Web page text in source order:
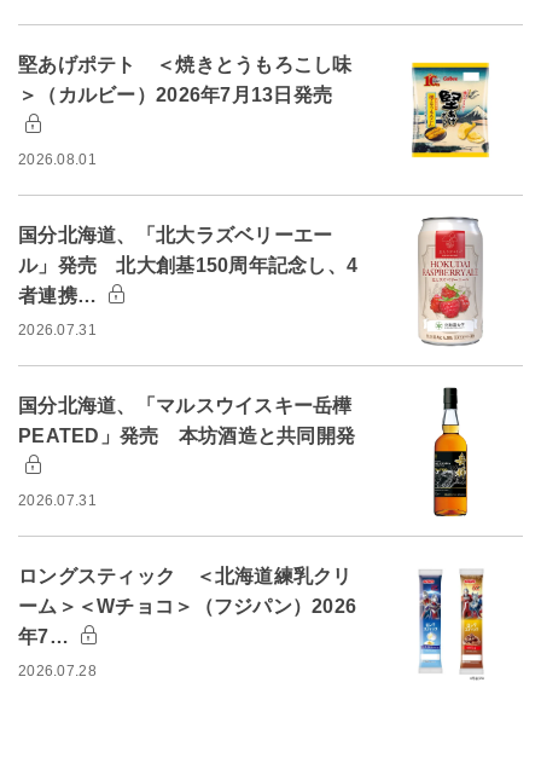
堅あげポテト ＜焼きとうもろこし味
＞（カルビー）2026年7月13日発売
2026.08.01
国分北海道、「北大ラズベリーエー
ル」発売 北大創基150周年記念し、4
者連携…
2026.07.31
国分北海道、「マルスウイスキー岳樺
PEATED」発売 本坊酒造と共同開発
2026.07.31
ロングスティック ＜北海道練乳クリ
ーム＞＜Wチョコ＞（フジパン）2026
年7…
2026.07.28